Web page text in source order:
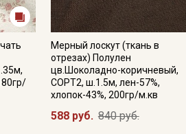
Мерный лоскут (ткань в
отрезах) Полулен
цв.Шоколадно-коричневый,
СОРТ2, ш.1.5м, лен-57%,
хлопок-43%, 200гр/м.кв
588 руб. 840 руб.